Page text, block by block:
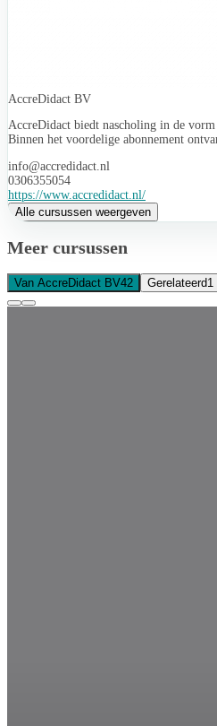
AccreDidact BV
AccreDidact biedt nascholing in de
Binnen het voordelige abonnement
info@accredidact.nl
0306355054
https://www.accredidact.nl/
Alle cursussen weergeven
Meer cursussen
Van AccreDidact BV42 Gerelateerd1